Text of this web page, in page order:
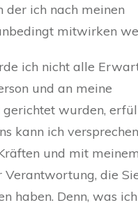
der ich nach meinen
mitwirken
ich nicht alle
und an meine
gerichtet wurden,
kann ich
und mit
Verantwortung, die
haben. Denn, was